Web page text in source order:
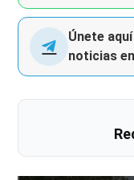
Únete
noticias en